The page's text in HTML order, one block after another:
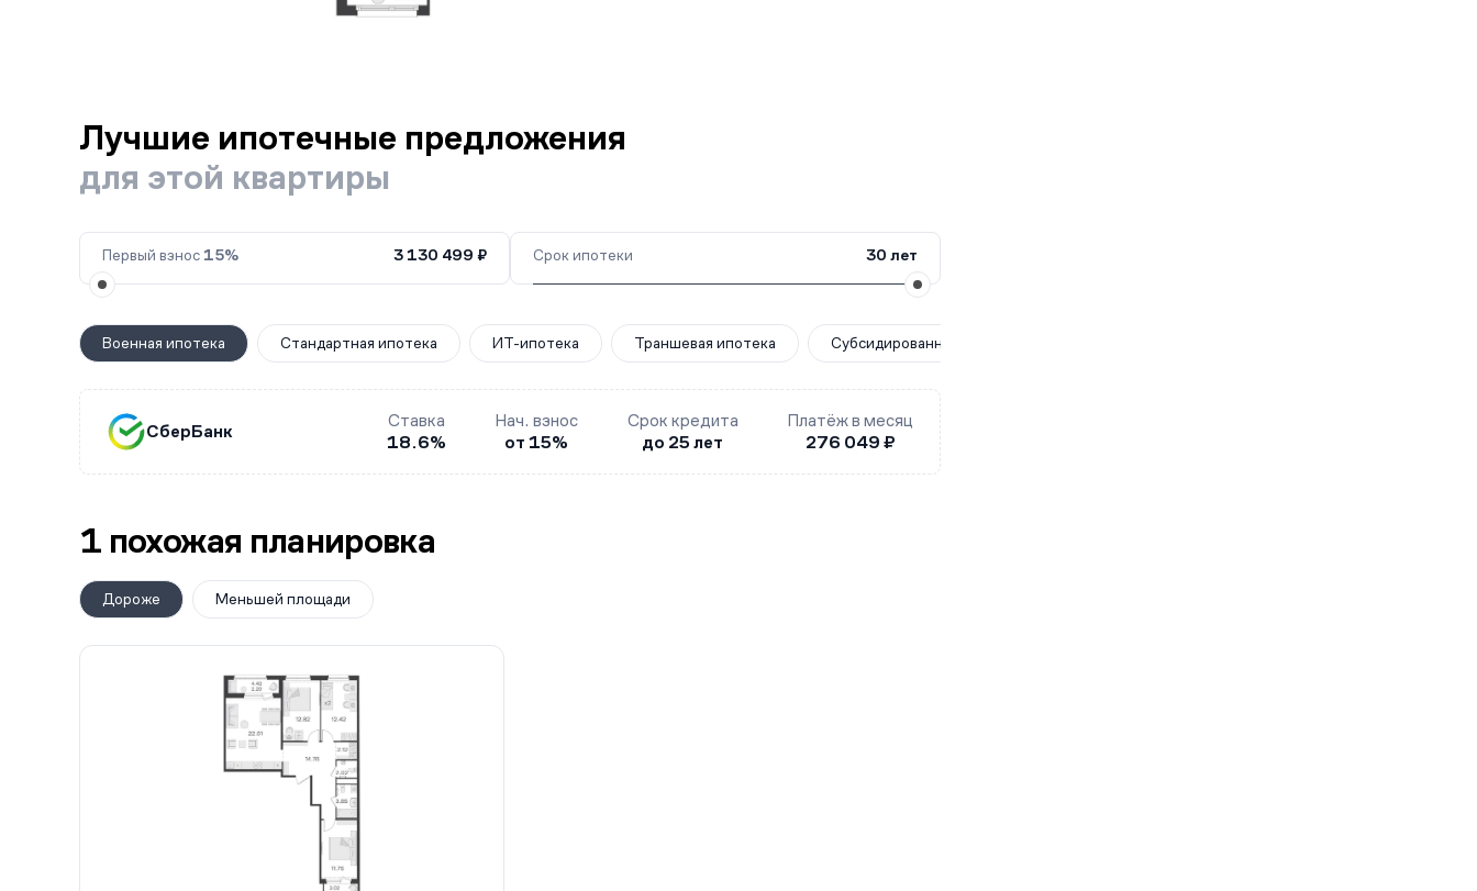
Лучшие ипотечные предложения
для этой квартиры
Первый взнос15% 3 130 499 ₽ Срок ипотеки 30 лет
Военная ипотека Стандартная ипотека ИТ-ипотека Траншевая ипотека Субсидированная застройщиком
СберБанк
Ставка
18.6%
Нач. взнос
от 15%
Срок кредита
до 25 лет
Платёж в месяц
276 049 ₽
1 похожая планировка
Дороже Меньшей площади